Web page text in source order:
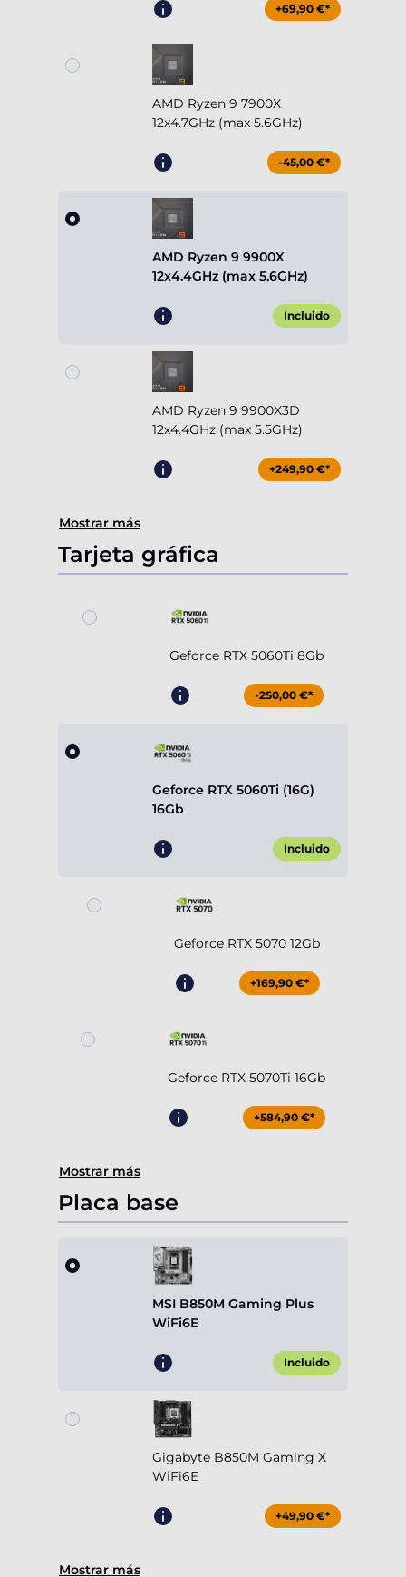
+69,90 €*
AMD Ryzen 9 7900X
12x4.7GHz (max 5.6GHz)
-45,00 €*
AMD Ryzen 9 9900X
12x4.4GHz (max 5.6GHz)
Incluido
AMD Ryzen 9 9900X3D
12x4.4GHz (max 5.5GHz)
+249,90 €*
Mostrar más
Tarjeta gráfica
Geforce RTX 5060Ti 8Gb
-250,00 €*
Geforce RTX 5060Ti (16G)
16Gb
Incluido
Geforce RTX 5070 12Gb
+169,90 €*
Geforce RTX 5070Ti 16Gb
+584,90 €*
Mostrar más
Placa base
MSI B850M Gaming Plus
WiFi6E
Incluido
Gigabyte B850M Gaming X
WiFi6E
+49,90 €*
Mostrar más